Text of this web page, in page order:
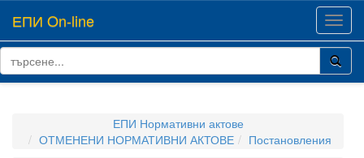
ЕПИ On-line
ЕПИ Нормативни актове
ОТМЕНЕНИ НОРМАТИВНИ АКТОВЕ
Постановления